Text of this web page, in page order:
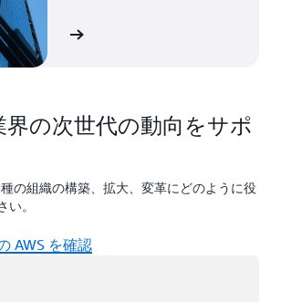
例を見る
の次世代の動向をサポ
の組織の構築、拡大、変革にどのように役
い。
AWS を確認